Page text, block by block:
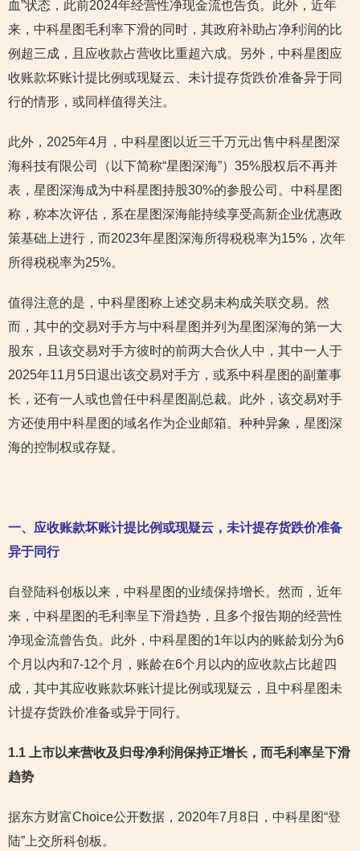
血”状态，此前2024年经营性净现金流也告负。此外，近年
来，中科星图毛利率下滑的同时，其政府补助占净利润的比
例超三成，且应收款占营收比重超六成。另外，中科星图应
收账款坏账计提比例或现疑云、未计提存货跌价准备异于同
行的情形，或同样值得关注。
此外，2025年4月，中科星图以近三千万元出售中科星图深
海科技有限公司（以下简称“星图深海”）35%股权后不再并
表，星图深海成为中科星图持股30%的参股公司。中科星图
称，称本次评估，系在星图深海能持续享受高新企业优惠政
策基础上进行，而2023年星图深海所得税税率为15%，次年
所得税税率为25%。
值得注意的是，中科星图称上述交易未构成关联交易。然
而，其中的交易对手方与中科星图并列为星图深海的第一大
股东，且该交易对手方彼时的前两大合伙人中，其中一人于
2025年11月5日退出该交易对手方，或系中科星图的副董事
长，还有一人或也曾任中科星图副总裁。此外，该交易对手
方还使用中科星图的域名作为企业邮箱。种种异象，星图深
海的控制权或存疑。
一、应收账款坏账计提比例或现疑云，未计提存货跌价准备
异于同行
自登陆科创板以来，中科星图的业绩保持增长。然而，近年
来，中科星图的毛利率呈下滑趋势，且多个报告期的经营性
净现金流曾告负。此外，中科星图的1年以内的账龄划分为6
个月以内和7-12个月，账龄在6个月以内的应收款占比超四
成，其中其应收账款坏账计提比例或现疑云，且中科星图未
计提存货跌价准备或异于同行。
1.1 上市以来营收及归母净利润保持正增长，而毛利率呈下滑
趋势
据东方财富Choice公开数据，2020年7月8日，中科星图“登
陆”上交所科创板。